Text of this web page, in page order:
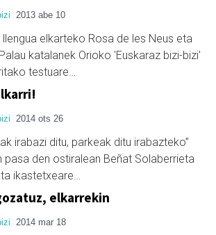
2013 abe 10
elkarteko Rosa de les Neus eta
katalanek Orioko 'Euskaraz bizi-bizi'
testuare…
2014 ots 26
irabazi ditu, parkeak ditu irabazteko”
pasa den ostiralean Beñat Solaberrieta
ikastetxeare…
elkarrekin
2014 mar 18